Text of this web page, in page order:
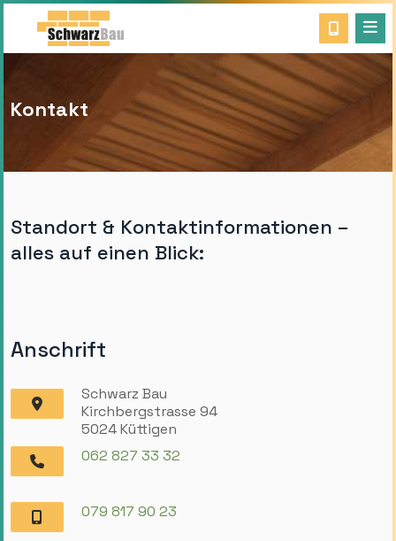
Kontakt
Standort & Kontaktinformationen –
alles auf einen Blick:
Anschrift
Schwarz Bau
Kirchbergstrasse 94
5024 Küttigen
062 827 33 32
079 817 90 23